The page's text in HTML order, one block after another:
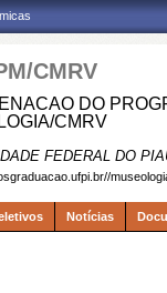
CMRV
DO
CMRV
FEDERAL DO
Notícias